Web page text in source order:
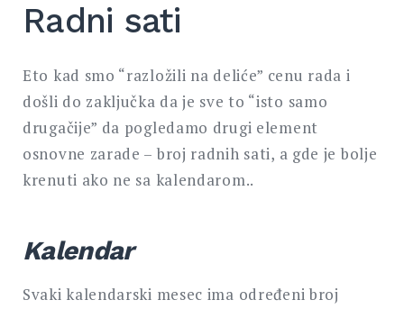
Radni sati
Eto kad smo “razložili na deliće” cenu rada i
došli do zaključka da je sve to “isto samo
drugačije” da pogledamo drugi element
osnovne zarade – broj radnih sati, a gde je bolje
krenuti ako ne sa kalendarom..
Kalendar
Svaki kalendarski mesec ima određeni broj